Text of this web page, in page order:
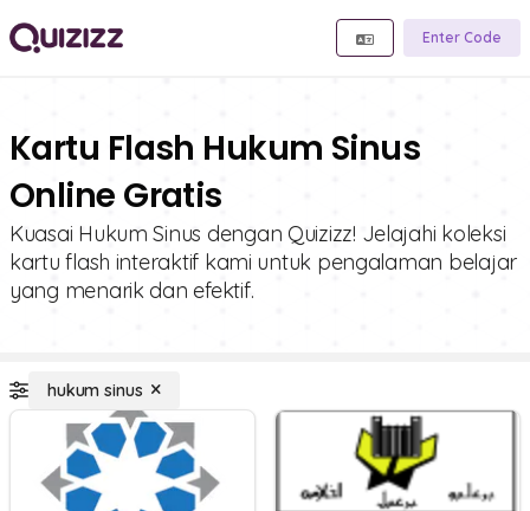
Enter Code
Kartu Flash Hukum Sinus
Online Gratis
Kuasai Hukum Sinus dengan Quizizz! Jelajahi koleksi
kartu flash interaktif kami untuk pengalaman belajar
yang menarik dan efektif.
hukum sinus